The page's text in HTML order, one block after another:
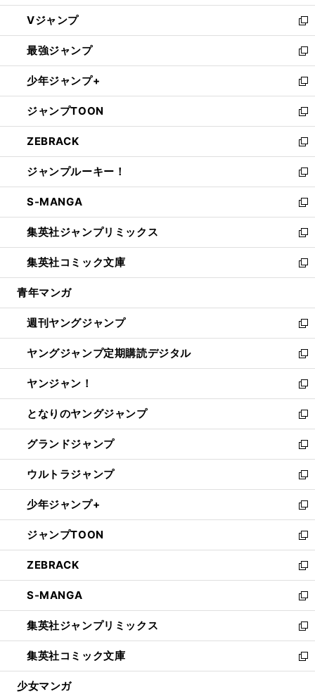
ウ
ィ
ン
ド
ウ
で
開
く
し
い
ウ
ィ
ン
ド
ウ
で
開
く
Vジャンプ
新
し
い
ウ
ィ
ン
ド
ウ
で
開
く
最強ジャンプ
新
し
い
ウ
ィ
ン
ド
ウ
で
開
く
少年ジャンプ+
新
し
い
ウ
ィ
ン
ド
ウ
で
開
く
ジャンプTOON
新
し
い
ウ
ィ
ン
ド
ウ
で
開
く
ZEBRACK
新
し
い
ウ
ィ
ン
ド
ウ
で
開
ジャンプルーキー！
新
し
い
ウ
ィ
ン
ド
ウ
開
く
S-MANGA
新
し
い
ウ
ィ
ン
ウ
で
開
く
集英社ジャンプリミックス
新
し
い
ウ
ン
ド
ウ
で
開
く
集英社コミック文庫
新
し
ウ
ィ
ン
ド
ウ
で
開
く
青年マンガ
週刊ヤングジャンプ
新
し
い
ウ
ィ
ン
ド
ウ
で
開
く
ヤングジャンプ定期購読デジタル
新
し
い
ウ
ィ
ン
ド
ウ
で
開
く
ヤンジャン！
新
し
い
ウ
ィ
ン
ド
ウ
で
開
く
となりのヤングジャンプ
新
し
い
ウ
ィ
ン
ド
ウ
で
開
く
グランドジャンプ
新
し
い
ウ
ィ
ン
ド
ウ
で
開
く
ウルトラジャンプ
新
し
い
ウ
ィ
ン
ド
ウ
で
開
く
少年ジャンプ+
新
し
い
ウ
ィ
ン
ド
ウ
で
開
く
ジャンプTOON
新
し
い
ウ
ィ
ン
ド
ウ
で
開
ZEBRACK
新
し
い
ウ
ィ
ン
ド
ウ
S-MANGA
新
し
い
ウ
ィ
ン
集英社ジャンプリミックス
新
し
い
ウ
集英社コミック文庫
新
し
少女マンガ